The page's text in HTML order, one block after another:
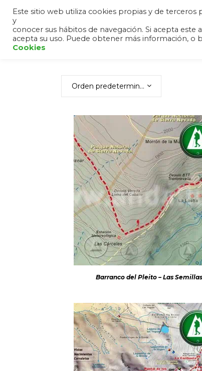
HOME ANDALUCÍA
Orden predeterminado
Barranco del Pleito – Las Semillas
Este sitio web utiliza cookies propias y de
y
conocer sus hábitos de navegación. Si acepta
acepta su uso. Puede obtener más información, o
Cookies